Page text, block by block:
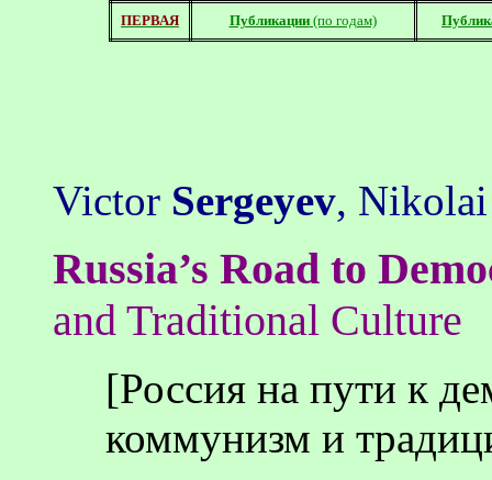
ПЕРВАЯ Публикации(по годам)
Victor Sergeyev,
Russia’s Road to
and Traditional Culture
[Россия на пути к
коммунизм и